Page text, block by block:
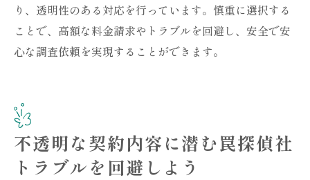
り、透明性のある対応を行っています。慎重に選択する
ことで、高額な料金請求やトラブルを回避し、安全で安
心な調査依頼を実現することができます。
不透明な契約内容に潜む罠探偵社
トラブルを回避しよう